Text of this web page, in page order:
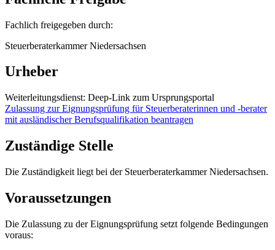
Fachlich freigegeben durch:
Steuerberaterkammer Niedersachsen
Urheber
Weiterleitungsdienst: Deep-Link zum Ursprungsportal
Zulassung zur Eignungsprüfung für Steuerberaterinnen und -berater
mit ausländischer Berufsqualifikation beantragen
Zuständige Stelle
Die Zuständigkeit liegt bei der Steuerberaterkammer Niedersachsen.
Voraussetzungen
Die Zulassung zu der Eignungsprüfung setzt folgende Bedingungen
voraus: